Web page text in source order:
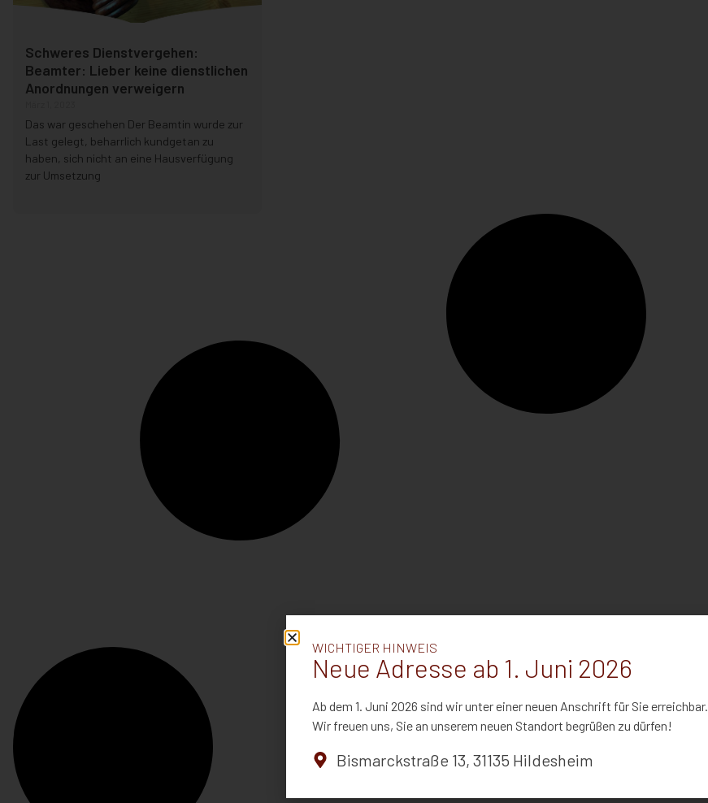
Schweres Dienstvergehen:
Beamter: Lieber keine dienstlichen
Anordnungen verweigern
Das war geschehen Der Beamtin wurde zur
Last gelegt, beharrlich kundgetan zu
haben, sich nicht an eine Hausverfügung
zur Umsetzung
WICHTIGER HINWEIS
Neue Adresse ab 1. Juni 2026
Ab dem 1. Juni 2026 sind wir unter einer neuen Anschrift für Sie erreichbar.
Wir freuen uns, Sie an unserem neuen Standort begrüßen zu dürfen!
Bismarckstraße 13, 31135 Hildesheim